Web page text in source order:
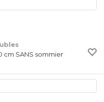
cm SANS sommier